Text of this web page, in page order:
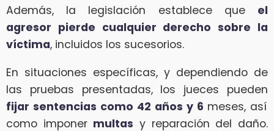
Además, la legislación establece que el
agresor pierde cualquier derecho sobre la
víctima, incluidos los sucesorios.
En situaciones específicas, y dependiendo de
las pruebas presentadas, los jueces pueden
fijar sentencias como 42 años y 6 meses, así
como imponer multas y reparación del daño.